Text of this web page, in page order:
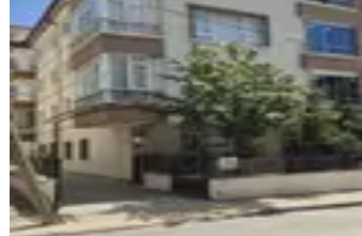
Mamak, Yeşilbayır
3+1·120 m²·Çatı Katı·
4.250.000 ₺
CANAY GAYRİMENKULCANAY
Ara